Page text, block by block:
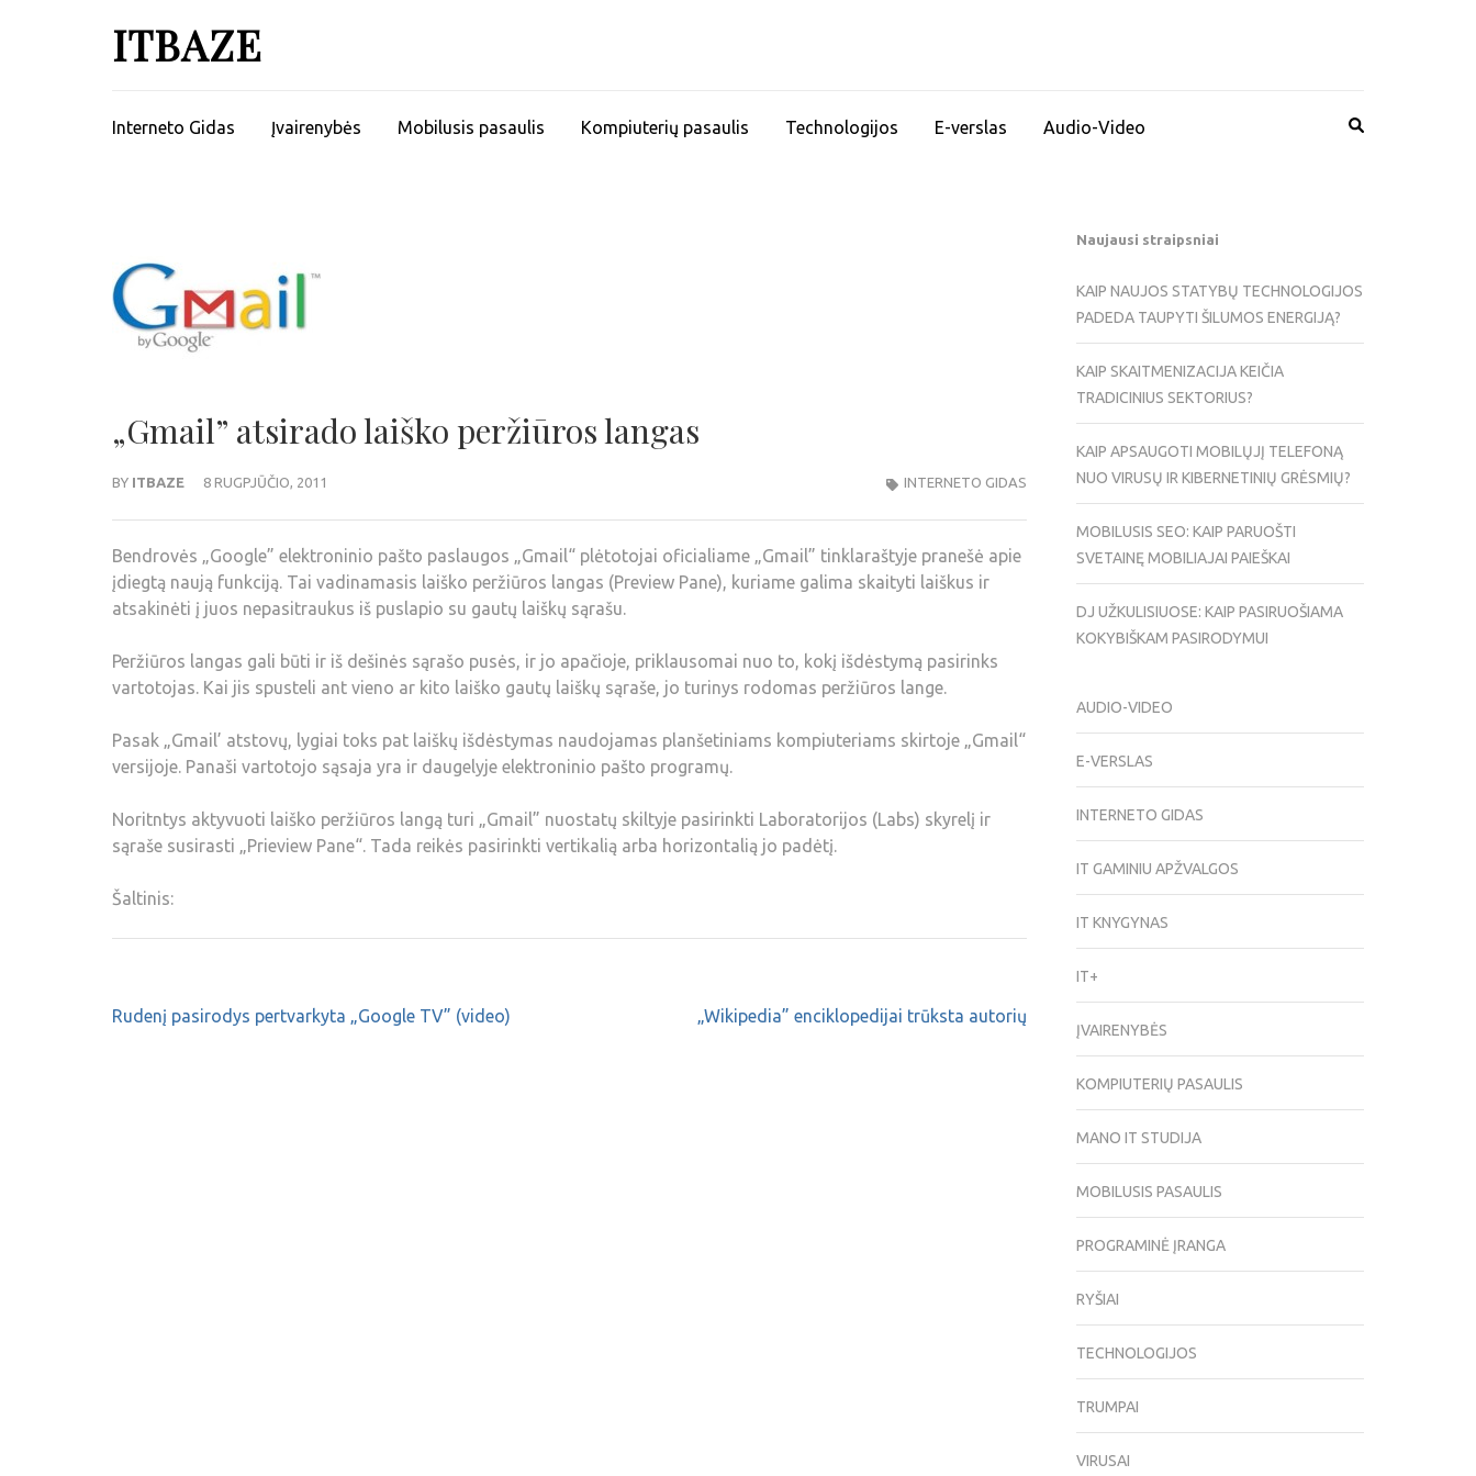
ITBAZE
Interneto Gidas Įvairenybės Mobilusis pasaulis Kompiuterių pasaulis Technologijos E-verslas Audio-Video
„Gmail” atsirado laiško peržiūros langas
BY ITBAZE 8 RUGPJŪČIO, 2011 INTERNETO GIDAS
Bendrovės „Google” elektroninio pašto paslaugos „Gmail“ plėtotojai oficialiame „Gmail” tinklaraštyje pranešė apie
įdiegtą naują funkciją. Tai vadinamasis laiško peržiūros langas (Preview Pane), kuriame galima skaityti laiškus ir
atsakinėti į juos nepasitraukus iš puslapio su gautų laiškų sąrašu.
Peržiūros langas gali būti ir iš dešinės sąrašo pusės, ir jo apačioje, priklausomai nuo to, kokį išdėstymą pasirinks
vartotojas. Kai jis spusteli ant vieno ar kito laiško gautų laiškų sąraše, jo turinys rodomas peržiūros lange.
Pasak „Gmail’ atstovų, lygiai toks pat laiškų išdėstymas naudojamas planšetiniams kompiuteriams skirtoje „Gmail“
versijoje. Panaši vartotojo sąsaja yra ir daugelyje elektroninio pašto programų.
Noritntys aktyvuoti laiško peržiūros langą turi „Gmail” nuostatų skiltyje pasirinkti Laboratorijos (Labs) skyrelį ir
sąraše susirasti „Prieview Pane“. Tada reikės pasirinkti vertikalią arba horizontalią jo padėtį.
Šaltinis:
Rudenį pasirodys pertvarkyta „Google TV” (video) „Wikipedia” enciklopedijai trūksta autorių
Naujausi straipsniai
KAIP NAUJOS STATYBŲ TECHNOLOGIJOS
PADEDA TAUPYTI ŠILUMOS ENERGIJĄ?
KAIP SKAITMENIZACIJA KEIČIA
TRADICINIUS SEKTORIUS?
KAIP APSAUGOTI MOBILŲJĮ TELEFONĄ
NUO VIRUSŲ IR KIBERNETINIŲ GRĖSMIŲ?
MOBILUSIS SEO: KAIP PARUOŠTI
SVETAINĘ MOBILIAJAI PAIEŠKAI
DJ UŽKULISIUOSE: KAIP PASIRUOŠIAMA
KOKYBIŠKAM PASIRODYMUI
AUDIO-VIDEO
E-VERSLAS
INTERNETO GIDAS
IT GAMINIU APŽVALGOS
IT KNYGYNAS
IT+
ĮVAIRENYBĖS
KOMPIUTERIŲ PASAULIS
MANO IT STUDIJA
MOBILUSIS PASAULIS
PROGRAMINĖ ĮRANGA
RYŠIAI
TECHNOLOGIJOS
TRUMPAI
VIRUSAI